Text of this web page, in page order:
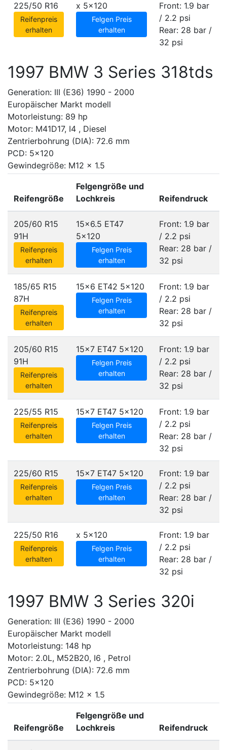
225/50 R16
Reifenpreis
erhalten
x 5x120
Felgen Preis
erhalten
Front: 1.9 bar
/ 2.2 psi
Rear: 28 bar /
32 psi
1997 BMW 3 Series 318tds
Generation: III (E36) 1990 - 2000
Europäischer Markt modell
Motorleistung: 89 hp
Motor: M41D17, I4 , Diesel
Zentrierbohrung (DIA): 72.6 mm
PCD: 5x120
Gewindegröße: M12 x 1.5
Reifengröße
Felgengröße und
Lochkreis
Reifendruck
205/60 R15
91H
Reifenpreis
erhalten
15x6.5 ET47
5x120
Felgen Preis
erhalten
Front: 1.9 bar
/ 2.2 psi
Rear: 28 bar /
32 psi
185/65 R15
87H
Reifenpreis
erhalten
15x6 ET42 5x120
Felgen Preis
erhalten
Front: 1.9 bar
/ 2.2 psi
Rear: 28 bar /
32 psi
205/60 R15
91H
Reifenpreis
erhalten
15x7 ET47 5x120
Felgen Preis
erhalten
Front: 1.9 bar
/ 2.2 psi
Rear: 28 bar /
32 psi
225/55 R15
Reifenpreis
erhalten
15x7 ET47 5x120
Felgen Preis
erhalten
Front: 1.9 bar
/ 2.2 psi
Rear: 28 bar /
32 psi
225/60 R15
Reifenpreis
erhalten
15x7 ET47 5x120
Felgen Preis
erhalten
Front: 1.9 bar
/ 2.2 psi
Rear: 28 bar /
32 psi
225/50 R16
Reifenpreis
erhalten
x 5x120
Felgen Preis
erhalten
Front: 1.9 bar
/ 2.2 psi
Rear: 28 bar /
32 psi
1997 BMW 3 Series 320i
Generation: III (E36) 1990 - 2000
Europäischer Markt modell
Motorleistung: 148 hp
Motor: 2.0L, M52B20, I6 , Petrol
Zentrierbohrung (DIA): 72.6 mm
PCD: 5x120
Gewindegröße: M12 x 1.5
Reifengröße
Felgengröße und
Lochkreis
Reifendruck